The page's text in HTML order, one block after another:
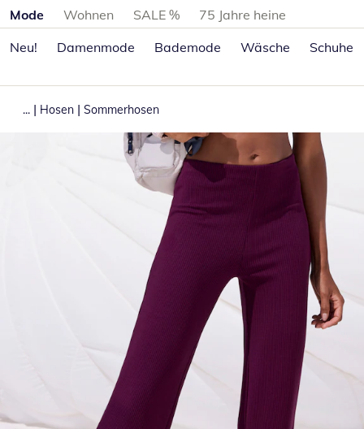
Produktkategorien überspringen
Mode Wohnen SALE %
75 Jahre heine
Neu!
Damenmode Bademode Wäsche Schuhe
... | Hosen | Sommerhosen